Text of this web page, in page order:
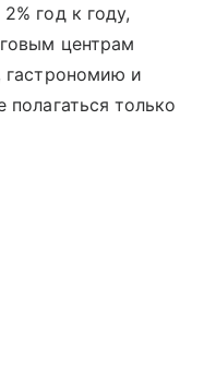
год к году,
центрам
гастрономию и
полагаться только